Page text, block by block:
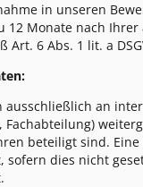
in unseren
12 Monate nach
Art. 6 Abs. 1 lit. a
ausschließlich an
Fachabteilung)
beteiligt sind.
sofern dies nicht